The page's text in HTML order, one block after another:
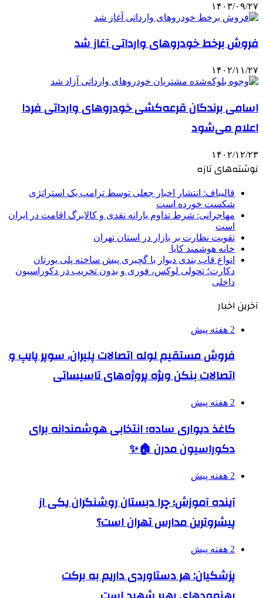
۱۴۰۳/۰۹/۲۷
فروش برخط خودروهای وارداتی آغاز شد
۱۴۰۲/۱۱/۲۷
اسامی برندگان قرعه‌کشی خودروهای وارداتی فردا
اعلام می‌شود
۱۴۰۲/۱۲/۲۳
نوشته‌های تازه
قالیباف: انتشار اخبار جعلی توسط ترامپ یک استراتژی
شکست خورده است
مهاجرانی: شرط تداوم یارانه نقدی و کالابرگ اقامت در ایران
است
تقویت نظارت بر بازار در استان تهران
خانه هوشمند کایا
انواع قاب بندی دیوار با گچبری پیش ساخته پلی یورتان
دکارت؛ تحولی لوکس، فوری و بدون تخریب در دکوراسیون
داخلی
آخرین اخبار
2 هفته پیش
فروش مستقیم لوله اتصالات پلیران، سوپر پایپ و
اتصالات بنکن ویژه پروژه‌های تاسیساتی
2 هفته پیش
کاغذ دیواری ساده؛ انتخابی هوشمندانه برای
دکوراسیون مدرن 🏠✨
2 هفته پیش
آینده آموزش؛ چرا دبستان روشنگران یکی از
پیشروترین مدارس تهران است؟
2 هفته پیش
پزشکیان: هر دستاوردی داریم به برکت